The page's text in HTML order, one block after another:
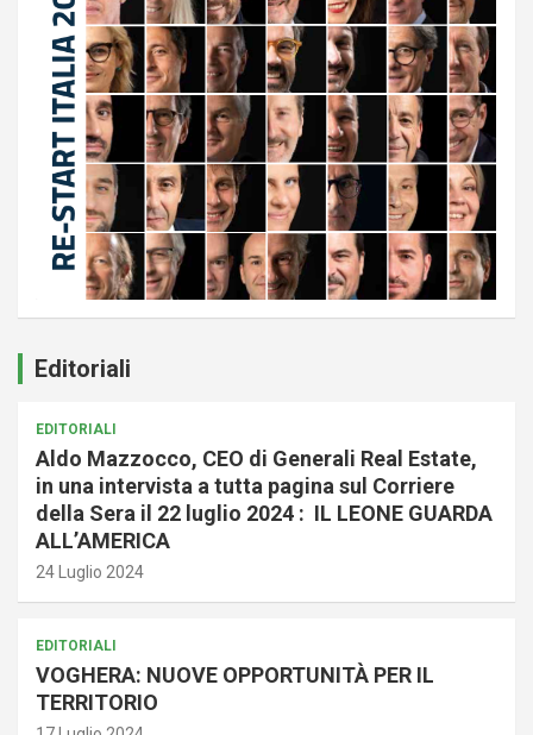
Editoriali
EDITORIALI
Aldo Mazzocco, CEO di Generali Real Estate,
in una intervista a tutta pagina sul Corriere
della Sera il 22 luglio 2024 : IL LEONE GUARDA
ALL’AMERICA
24 Luglio 2024
EDITORIALI
VOGHERA: NUOVE OPPORTUNITÀ PER IL
TERRITORIO